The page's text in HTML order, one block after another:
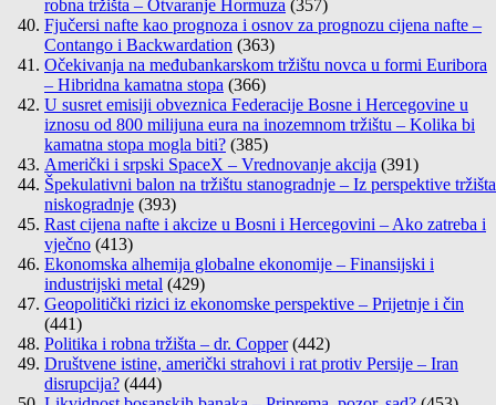
robna tržišta – Otvaranje Hormuza (357)
Fjučersi nafte kao prognoza i osnov za prognozu cijena nafte –
Contango i Backwardation (363)
Očekivanja na međubankarskom tržištu novca u formi Euribora
– Hibridna kamatna stopa (366)
U susret emisiji obveznica Federacije Bosne i Hercegovine u
iznosu od 800 milijuna eura na inozemnom tržištu – Kolika bi
kamatna stopa mogla biti? (385)
Američki i srpski SpaceX – Vrednovanje akcija (391)
Špekulativni balon na tržištu stanogradnje – Iz perspektive tržišta
niskogradnje (393)
Rast cijena nafte i akcize u Bosni i Hercegovini – Ako zatreba i
vječno (413)
Ekonomska alhemija globalne ekonomije – Finansijski i
industrijski metal (429)
Geopolitički rizici iz ekonomske perspektive – Prijetnje i čin
(441)
Politika i robna tržišta – dr. Copper (442)
Društvene istine, američki strahovi i rat protiv Persije – Iran
disrupcija? (444)